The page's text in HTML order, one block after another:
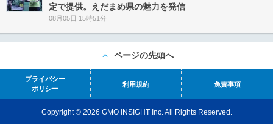
定で提供。えだまめ県の魅力を発信
08月05日 15時51分
ページの先頭へ
プライバシー
ポリシー
利用規約 免責事項
Copyright © 2026 GMO INSIGHT Inc. All Rights Reserved.